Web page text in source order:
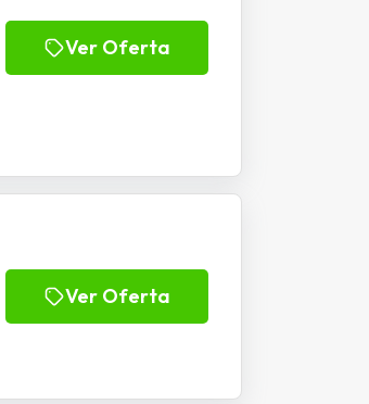
Ver Oferta
Ver Oferta